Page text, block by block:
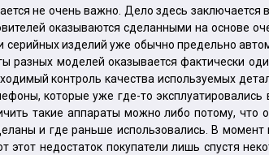
не очень важно. Дело здесь
оказываются сделанными на основе
изделий уже обычно предельно
моделей оказывается фактически
контроль качества используемых
которые уже где-то эксплуатировались
такие аппараты можно либо потому, что
и где раньше использовались. В
этот недостаток покупатели лишь спустя